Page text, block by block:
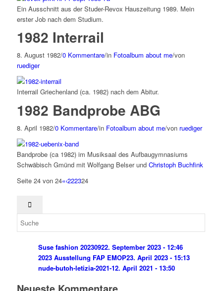
Ein Ausschnitt aus der Studer-Revox Hauszeitung 1989. Mein
erster Job nach dem Studium.
1982 Interrail
8. August 1982/0 Kommentare/in Fotoalbum about me/von
ruediger
Interrail Griechenland (ca. 1982) nach dem Abitur.
1982 Bandprobe ABG
8. April 1982/0 Kommentare/in Fotoalbum about me/von ruediger
Bandprobe (ca 1982) im Musiksaal des Aufbaugymnasiums
Schwäbisch Gmünd mit Wolfgang Belser und Christoph Buchfink
Seite 24 von 24«‹222324
Suse fashion 20230922. September 2023 - 12:46
2023 Ausstellung FAP EMOP23. April 2023 - 15:13
nude-butoh-letizia-2021-12. April 2021 - 13:50
Neueste Kommentare